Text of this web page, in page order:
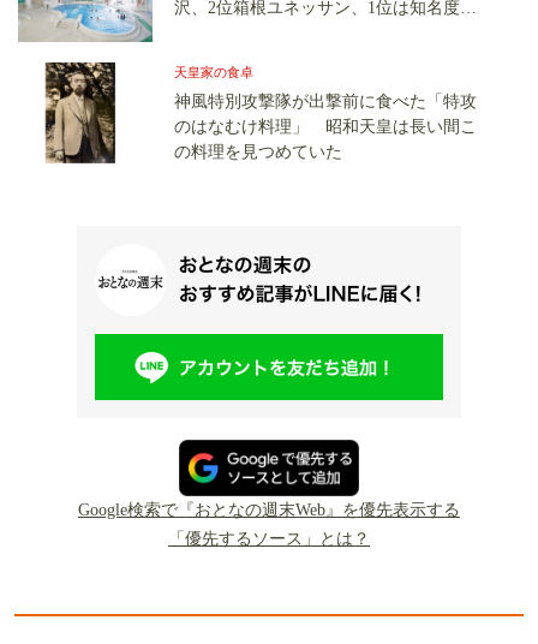
沢、2位箱根ユネッサン、1位は知名度抜
天皇家の食卓
神風特別攻撃隊が出撃前に食べた「特攻
のはなむけ料理」 昭和天皇は長い間こ
の料理を見つめていた
Google検索で『おとなの週末Web』を優先表示する
「優先するソース」とは？